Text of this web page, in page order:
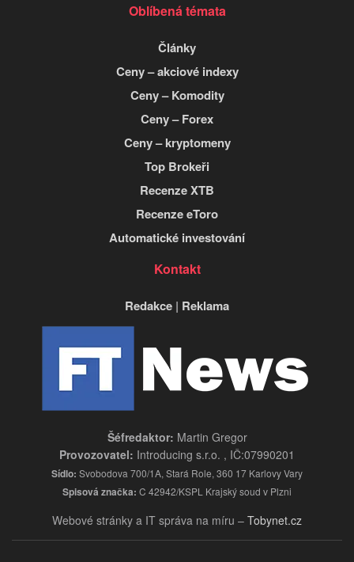
Oblíbená témata
Články
Ceny – akciové indexy
Ceny – Komodity
Ceny – Forex
Ceny – kryptomeny
Top Brokeři
Recenze XTB
Recenze eToro
Automatické investování
Kontakt
Redakce | Reklama
Šéfredaktor: Martin Gregor
Provozovatel: Introducing s.r.o. , IČ:07990201
Sídlo: Svobodova 700/1A, Stará Role, 360 17 Karlovy Vary
Spisová značka: C 42942/KSPL Krajský soud v Plzni
Webové stránky a IT správa na míru – Tobynet.cz